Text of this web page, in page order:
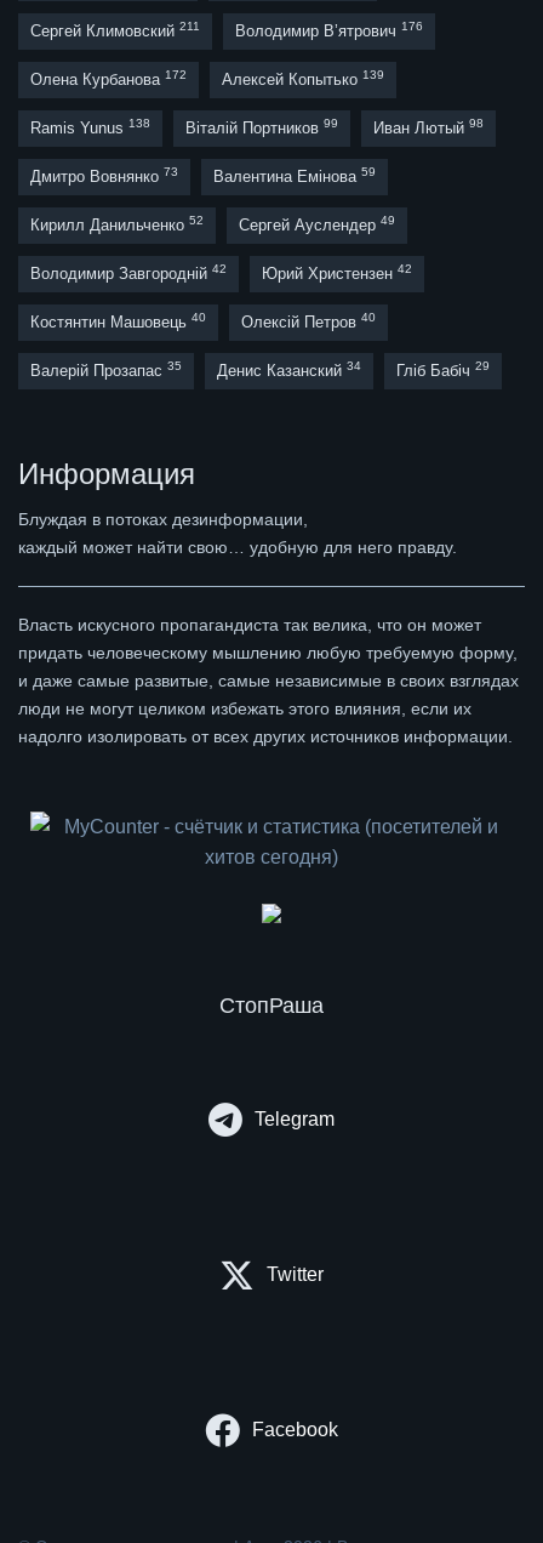
Сергей Климовский 211 Володимир В’ятрович 176
Олена Курбанова 172 Алексей Копытько 139
Ramis Yunus 138 Віталій Портников 99 Иван Лютый 98
Дмитро Вовнянко 73 Валентина Емінова 59
Кирилл Данильченко 52 Сергей Ауслендер 49
Володимир Завгородній 42 Юрий Христензен 42
Костянтин Машовець 40 Олексій Петров 40
Валерій Прозапас 35 Денис Казанский 34 Гліб Бабіч 29
Информация
Блуждая в потоках дезинформации,
каждый может найти свою… удобную для него правду.
Власть искусного пропагандиста так велика, что он может
придать человеческому мышлению любую требуемую форму,
и даже самые развитые, самые независимые в своих взглядах
люди не могут целиком избежать этого влияния, если их
надолго изолировать от всех других источников информации.
СтопРаша
Telegram
Twitter
Facebook